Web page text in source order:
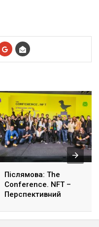
Післямова: The
Conference. NFT –
Перспективний
світі цифрових